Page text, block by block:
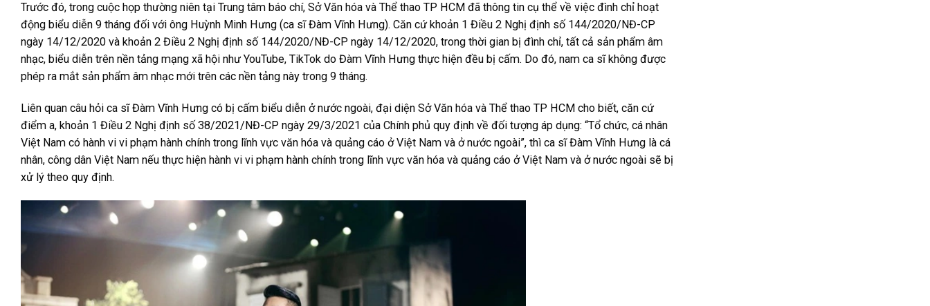
Trước đó, trong cuộc họp thường niên tại Trung tâm báo chí, Sở Văn hóa và Thể thao TP HCM đã thông tin cụ thể về việc đình chỉ hoạt
động biểu diễn 9 tháng đối với ông Huỳnh Minh Hưng (ca sĩ Đàm Vĩnh Hưng). Căn cứ khoản 1 Điều 2 Nghị định số 144/2020/NĐ-CP
ngày 14/12/2020 và khoản 2 Điều 2 Nghị định số 144/2020/NĐ-CP ngày 14/12/2020, trong thời gian bị đình chỉ, tất cả sản phẩm âm
nhạc, biểu diễn trên nền tảng mạng xã hội như YouTube, TikTok do Đàm Vĩnh Hưng thực hiện đều bị cấm. Do đó, nam ca sĩ không được
phép ra mắt sản phẩm âm nhạc mới trên các nền tảng này trong 9 tháng.
Liên quan câu hỏi ca sĩ Đàm Vĩnh Hưng có bị cấm biểu diễn ở nước ngoài, đại diện Sở Văn hóa và Thể thao TP HCM cho biết, căn cứ
điểm a, khoản 1 Điều 2 Nghị định số 38/2021/NĐ-CP ngày 29/3/2021 của Chính phủ quy định về đối tượng áp dụng: “Tổ chức, cá nhân
Việt Nam có hành vi vi phạm hành chính trong lĩnh vực văn hóa và quảng cáo ở Việt Nam và ở nước ngoài”, thì ca sĩ Đàm Vĩnh Hưng là cá
nhân, công dân Việt Nam nếu thực hiện hành vi vi phạm hành chính trong lĩnh vực văn hóa và quảng cáo ở Việt Nam và ở nước ngoài sẽ bị
xử lý theo quy định.